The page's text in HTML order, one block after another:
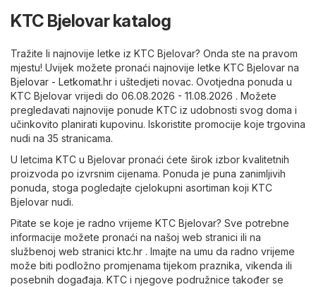
KTC Bjelovar katalog
Tražite li najnovije letke iz KTC Bjelovar? Onda ste na pravom
mjestu! Uvijek možete pronaći najnovije letke KTC Bjelovar na
Bjelovar - Letkomat.hr i uštedjeti novac. Ovotjedna ponuda u
KTC Bjelovar vrijedi do 06.08.2026 - 11.08.2026 . Možete
pregledavati najnovije ponude KTC iz udobnosti svog doma i
učinkovito planirati kupovinu. Iskoristite promocije koje trgovina
nudi na 35 stranicama.
U letcima KTC u Bjelovar pronaći ćete širok izbor kvalitetnih
proizvoda po izvrsnim cijenama. Ponuda je puna zanimljivih
ponuda, stoga pogledajte cjelokupni asortiman koji KTC
Bjelovar nudi.
Pitate se koje je radno vrijeme KTC Bjelovar? Sve potrebne
informacije možete pronaći na našoj web stranici ili na
službenoj web stranici ktc.hr . Imajte na umu da radno vrijeme
može biti podložno promjenama tijekom praznika, vikenda ili
posebnih događaja. KTC i njegove podružnice također se